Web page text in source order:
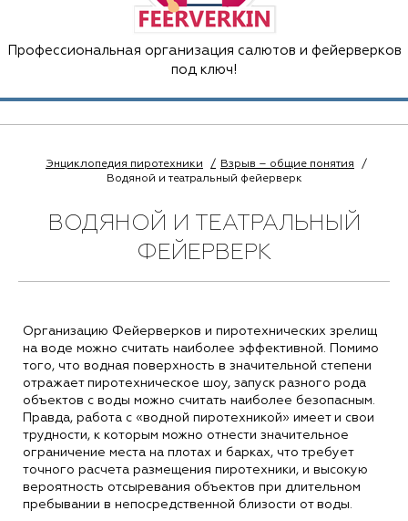
Профессиональная организация салютов и фейерверков
под ключ!
Энциклопедия пиротехники
Взрыв – общие понятия
Водяной и театральный фейерверк
ВОДЯНОЙ И ТЕАТРАЛЬНЫЙ
ФЕЙЕРВЕРК
Организацию Фейерверков и пиротехнических зрелищ
на воде можно считать наиболее эффективной. Помимо
того, что водная поверхность в значительной степени
отражает пиротехническое шоу, запуск разного рода
объектов с воды можно считать наиболее безопасным.
Правда, работа с «водной пиротехникой» имеет и свои
трудности, к которым можно отнести значительное
ограничение места на плотах и барках, что требует
точного расчета размещения пиротехники, и высокую
вероятность отсыревания объектов при длительном
пребывании в непосредственной близости от воды.